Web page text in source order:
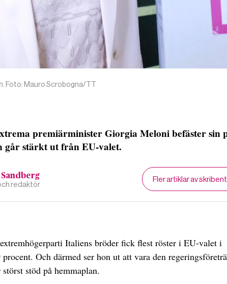
Foto: Mauro Scrobogna/TT
premiärminister Giorgia Meloni befäster sin
går stärkt ut från EU-valet.
Sandberg
redaktör
Fler artiklar av
Italiens bröder fick flest röster i EU-valet i
Och därmed ser hon ut att vara den
stöd på hemmaplan.